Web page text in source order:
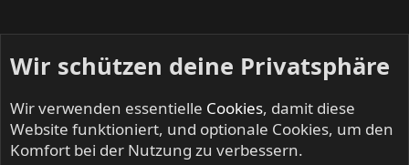
Wir schützen deine Privatsphäre
Wir verwenden essentielle Cookies, damit diese
Website funktioniert, und optionale Cookies, um den
Komfort bei der Nutzung zu verbessern.